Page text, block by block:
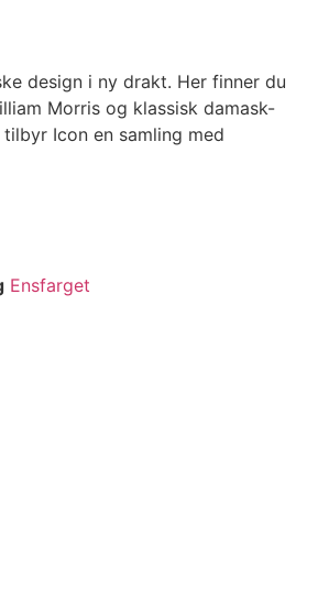
design i ny drakt. Her finner du
Morris og klassisk damask-
Icon en samling med
Ensfarget